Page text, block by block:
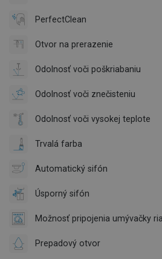
PerfectClean
Otvor na prerazenie
Odolnosť voči poškriabaniu
Odolnosť voči znečisteniu
Odolnosť voči vysokej teplote
Trvalá farba
Automatický sifón
Úsporný sifón
Možnosť pripojenia umývačky
Prepadový otvor